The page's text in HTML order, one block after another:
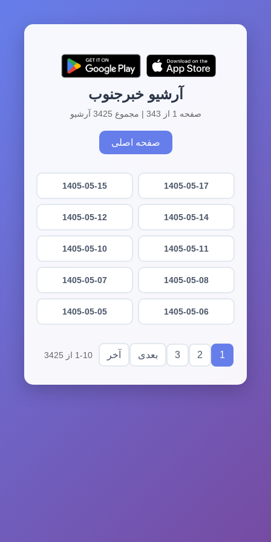
آرشیو خبرجنوب
صفحه 1 از 343 | مجموع 3425 آرشیو
صفحه اصلی
1405-05-17
1405-05-15
1405-05-14
1405-05-12
1405-05-11
1405-05-10
1405-05-08
1405-05-07
1405-05-06
1405-05-05
1
2
3 بعدی آخر 1-10 از 3425